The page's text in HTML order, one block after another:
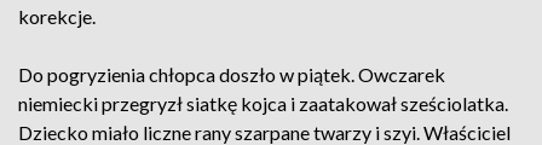
korekcje.
Do pogryzienia chłopca doszło w piątek. Owczarek
niemiecki przegryzł siatkę kojca i zaatakował sześciolatka.
Dziecko miało liczne rany szarpane twarzy i szyi. Właściciel